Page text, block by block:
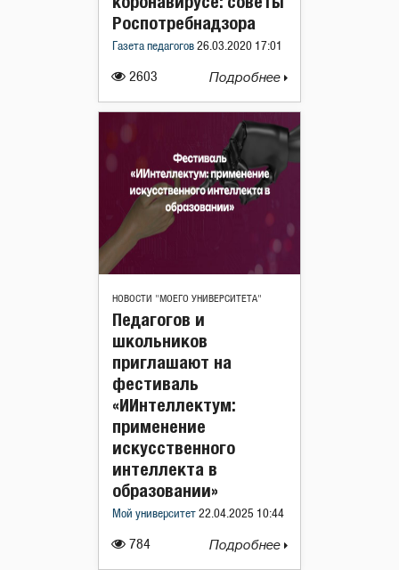
2603
Роспотребнадзора
Газета педагогов 26.03.2020 17:01
Подробнее
НОВОСТИ "МОЕГО УНИВЕРСИТЕТА"
784
Педагогов и
школьников
приглашают на
фестиваль
«ИИнтеллектум:
применение
искусственного
интеллекта в
образовании»
Мой университет 22.04.2025 10:44
Подробнее